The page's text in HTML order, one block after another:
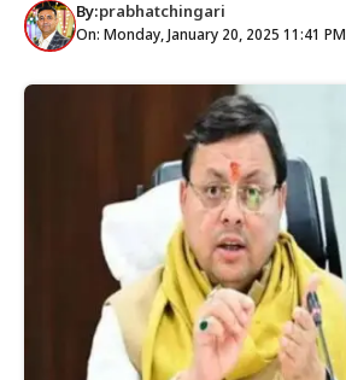
By:prabhatchingari
On: Monday, January 20, 2025 11:41 PM